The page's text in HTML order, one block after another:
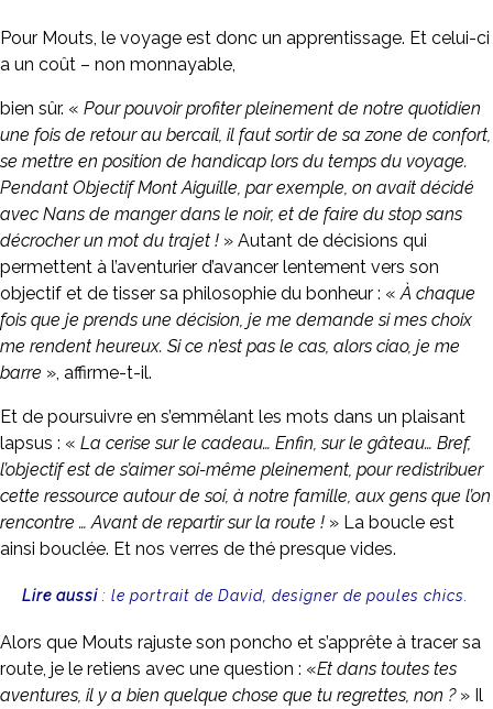
Pour Mouts, le voyage est donc un apprentissage. Et celui-ci
a un coût – non monnayable,
bien sûr. « Pour pouvoir profiter pleinement de notre quotidien
une fois de retour au bercail, il faut sortir de sa zone de confort,
se mettre en position de handicap lors du temps du voyage.
Pendant Objectif Mont Aiguille, par exemple, on avait décidé
avec Nans de manger dans le noir, et de faire du stop sans
décrocher un mot du trajet ! » Autant de décisions qui
permettent à l’aventurier d’avancer lentement vers son
objectif et de tisser sa philosophie du bonheur : « À chaque
fois que je prends une décision, je me demande si mes choix
me rendent heureux. Si ce n’est pas le cas, alors ciao, je me
barre », affirme-t-il.
Et de poursuivre en s’emmêlant les mots dans un plaisant
lapsus : « La cerise sur le cadeau… Enfin, sur le gâteau… Bref,
l’objectif est de s’aimer soi-même pleinement, pour redistribuer
cette ressource autour de soi, à notre famille, aux gens que l’on
rencontre … Avant de repartir sur la route ! » La boucle est
ainsi bouclée. Et nos verres de thé presque vides.
Lire aussi : le portrait de David, designer de poules chics.
Alors que Mouts rajuste son poncho et s’apprête à tracer sa
route, je le retiens avec une question : «Et dans toutes tes
aventures, il y a bien quelque chose que tu regrettes, non ?» Il